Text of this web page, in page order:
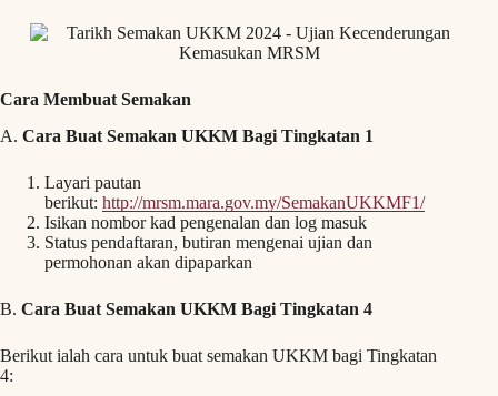
Cara Membuat Semakan
A. Cara Buat Semakan UKKM Bagi Tingkatan 1
Layari pautan
berikut: http://mrsm.mara.gov.my/SemakanUKKMF1/
Isikan nombor kad pengenalan dan log masuk
Status pendaftaran, butiran mengenai ujian dan
permohonan akan dipaparkan
B. Cara Buat Semakan UKKM Bagi Tingkatan 4
Berikut ialah cara untuk buat semakan UKKM bagi Tingkatan
4: